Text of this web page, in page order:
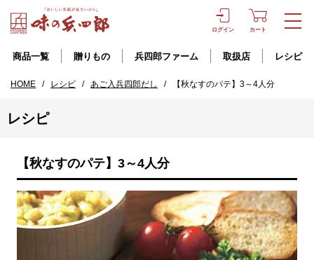
ログイン カート
商品一覧 贈りもの 兵四郎ファーム 取扱店 レシピ
HOME / レシピ / あご入兵四郎だし / 【秋なすのパテ】3～4人分
レシピ
【秋なすのパテ】3～4人分